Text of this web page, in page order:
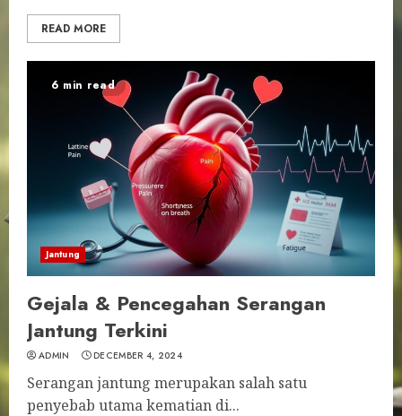
READ MORE
6 min read
Jantung
Gejala & Pencegahan Serangan
Jantung Terkini
ADMIN DECEMBER 4, 2024
Serangan jantung merupakan salah satu
penyebab utama kematian di...